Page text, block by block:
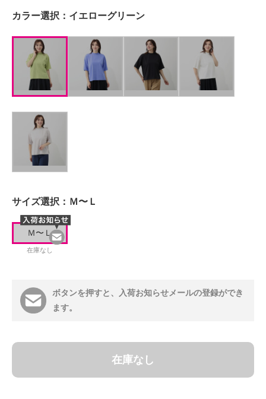
カラー選択： イエローグリーン
サイズ選択： Ｍ〜Ｌ
Ｍ〜Ｌ
在庫なし
ボタンを押すと、入荷お知らせメールの登録ができ
ます。
在庫なし